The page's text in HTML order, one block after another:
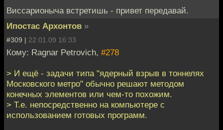
Виссарионыча встретишь - привет передавай.
Ипостас Архонтов »
#309 | 22.01.09 16:33
Кому: Ragnar Petrovich, #278
> И ещё - задачи типа "ядерный взрыв в тоннелях
Московского метро" обычно решают методом
конечных элементов или чем-то похожим.
> Т.е. непосредственно на компьютере с
использованием готовых программ.